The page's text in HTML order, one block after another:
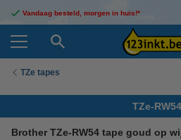
Vandaag besteld, morgen in huis!*
TZe tapes
TZe-RW54
Brother TZe-RW54 tape goud op